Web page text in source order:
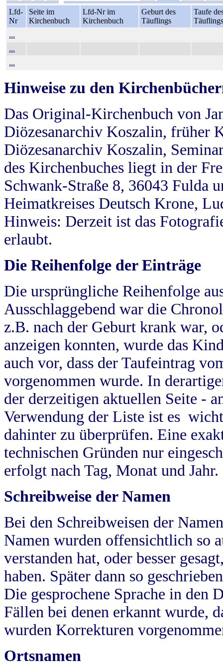
Lfd-
Nr
Seite im
Kirchenbuch
Lfd-Nr im
Kirchenbuch
Geburt des
Täuflings
Taufe
Täuflings
...
...
...
Hinweise zu den
Das Original-Kirchenbuch von
Diözesanarchiv Koszalin, früher
Diözesanarchiv Koszalin,
des Kirchenbuches liegt in der
Schwank-Straße 8, 36043 Fulda
Heimatkreises Deutsch Krone,
Hinweis: Derzeit ist das
erlaubt.
Die Reihenfolge der Einträge
Die ursprüngliche Reihenfolge
Ausschlaggebend war die
z.B. nach der Geburt krank war,
anzeigen konnten, wurde das
auch vor, dass der Taufeintrag
vorgenommen wurde. In
der derzeitigen aktuellen Seite -
Verwendung der Liste ist es
dahinter zu überprüfen. Eine
technischen Gründen nur
erfolgt nach Tag, Monat und Jahr.
Schreibweise der Namen
Bei den Schreibweisen der
Namen wurden offensichtlich so
verstanden hat, oder besser
haben. Später dann so
Die gesprochene Sprache in
Fällen bei denen erkannt wurde,
wurden Korrekturen
Ortsnamen